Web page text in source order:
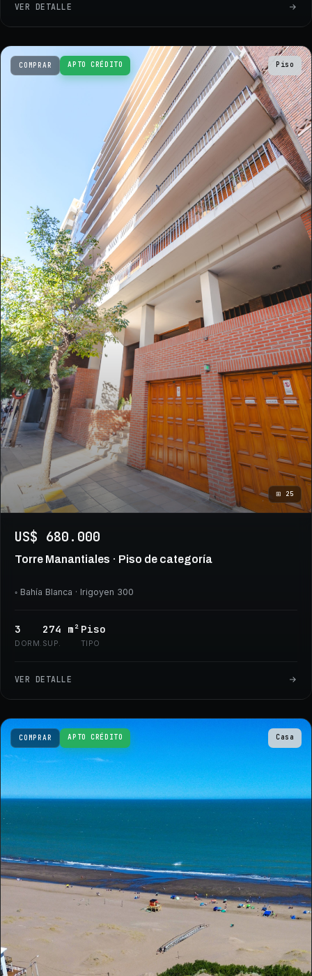
VER DETALLE
COMPRAR APTO CRÉDITO Piso
⊞ 25
US$ 680.000
Torre Manantiales · Piso de categoría
◦ Bahía Blanca · Irigoyen 300
3
DORM.
274 m²
SUP.
Piso
TIPO
VER DETALLE
COMPRAR APTO CRÉDITO Casa